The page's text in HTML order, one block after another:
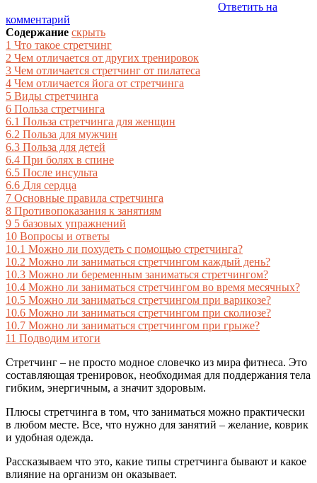
Ответить на
комментарий
Содержание скрыть
1 Что такое стретчинг
2 Чем отличается от других тренировок
3 Чем отличается стретчинг от пилатеса
4 Чем отличается йога от стретчинга
5 Виды стретчинга
6 Польза стретчинга
6.1 Польза стретчинга для женщин
6.2 Польза для мужчин
6.3 Польза для детей
6.4 При болях в спине
6.5 После инсульта
6.6 Для сердца
7 Основные правила стретчинга
8 Противопоказания к занятиям
9 5 базовых упражнений
10 Вопросы и ответы
10.1 Можно ли похудеть с помощью стретчинга?
10.2 Можно ли заниматься стретчингом каждый день?
10.3 Можно ли беременным заниматься стретчингом?
10.4 Можно ли заниматься стретчингом во время месячных?
10.5 Можно ли заниматься стретчингом при варикозе?
10.6 Можно ли заниматься стретчингом при сколиозе?
10.7 Можно ли заниматься стретчингом при грыже?
11 Подводим итоги
Стретчинг – не просто модное словечко из мира фитнеса. Это
составляющая тренировок, необходимая для поддержания тела
гибким, энергичным, а значит здоровым.
Плюсы стретчинга в том, что заниматься можно практически
в любом месте. Все, что нужно для занятий – желание, коврик
и удобная одежда.
Рассказываем что это, какие типы стретчинга бывают и какое
влияние на организм он оказывает.